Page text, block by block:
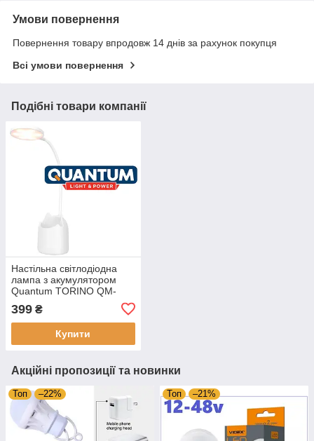
Умови повернення
Повернення товару впродовж 14 днів за рахунок покупця
Всі умови повернення
Подібні товари компанії
Настільна світлодіодна
лампа з акумулятором
Quantum TORINO QM-
TL1010 4 W 260 lm 2300-
5000K USB 5V
399 ₴
Купити
Акційні пропозиції та новинки
Топ –22% Топ –21%